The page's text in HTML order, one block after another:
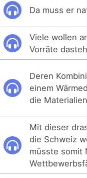
Da muss er
Viele wollen
Vorräte
Deren
einem
die
Mit dieser
die Schweiz
müsste somit